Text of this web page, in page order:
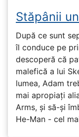
Stăpânii
După ce sunt
îl conduce pe
descoperă că
malefică a lui
lumea, Adam
mai apropiați
Arms, și să-și
He-Man - cel